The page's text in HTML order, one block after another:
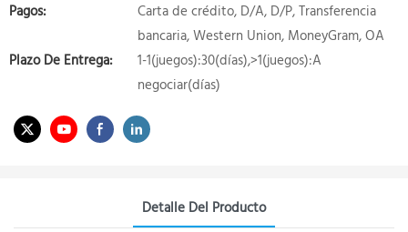
Pagos:
Carta de crédito, D/A, D/P, Transferencia
bancaria, Western Union, MoneyGram, OA
Plazo De Entrega:
1-1(juegos):30(días),>1(juegos):A
negociar(días)
Detalle Del Producto